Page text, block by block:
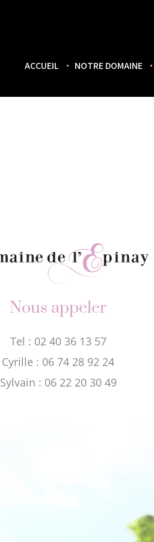
ACCUEIL NOTRE DOMAINE
Nous appeler
Tel : 02 40 36 13 57
Cyrille : 06 74 28 92 24
Sylvain : 06 22 20 30 49